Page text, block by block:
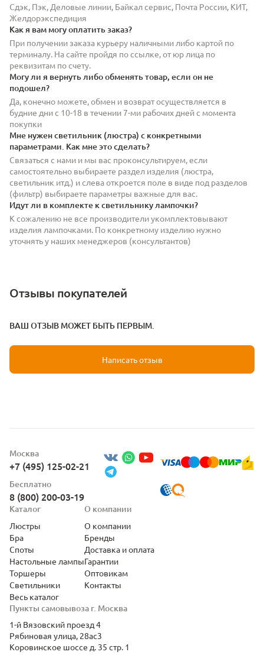
Сдэк, Пэк, Деловые линии, Байкал сервис, Почта России, КИТ,
Желдорэкспедиция
Как я вам могу оплатить заказ?
При получении заказа курьеру наличными либо картой по
терминалу. На сайте пройдя по ссылке, от юр лица по
реквизитам по счету.
Могу ли я вернуть либо обменять товар, если он не
подошел?
Да, конечно можете, обмен и возврат осуществляется в
будние дни с 10-18 в течении 7-ми рабочих дней с момента
покупки
Мне нужен светильник (люстра) с конкретными
параметрами. Как мне это сделать?
Связаться с нами и мы вас проконсультируем, если
самостоятельно выбираете раздел изделия (люстра,
светильник итд.) и слева откроется поле в виде под разделов
(фильтр) выбираете параметры важные для вас.
Идут ли в комплекте к светильнику лампочки?
К сожалению не все производители укомплектовывают
изделия лампочками. По конкретному изделию нужно
уточнять у наших менеджеров (консультантов)
Отзывы покупателей
ВАШ ОТЗЫВ МОЖЕТ БЫТЬ ПЕРВЫМ.
Написать отзыв
Москва
+7 (495) 125-02-21
Бесплатно
8 (800) 200-03-19
Пункты самовывоза г. Москва
1-й Вязовский проезд 4
Рябиновая улица, 28ас3
Коровинское шоссе д. 35 стр. 1
Каталог
Люстры
Бра
Споты
Настольные лампы
Торшеры
Светильники
Весь каталог
О компании
О компании
Бренды
Доставка и оплата
Гарантии
Оптовикам
Контакты